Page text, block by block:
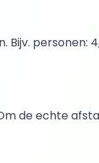
personen:
de echte